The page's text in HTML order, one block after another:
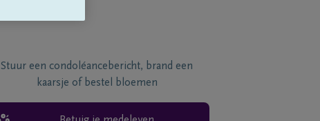
Stuur een condoléancebericht, brand een
kaarsje of bestel bloemen